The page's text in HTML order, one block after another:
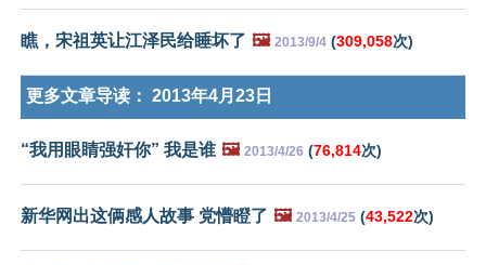
瞧，宋祖英让江泽民给睡坏了 🖼️ 2013/9/4 (309,058次)
更多文章导读： 2013年4月23日
“我用眼睛强奸你” 我是谁 🖼️ 2013/4/26 (76,814次)
新华网出这俩感人故事 党懵瞪了 🖼️ 2013/4/25 (43,522次)